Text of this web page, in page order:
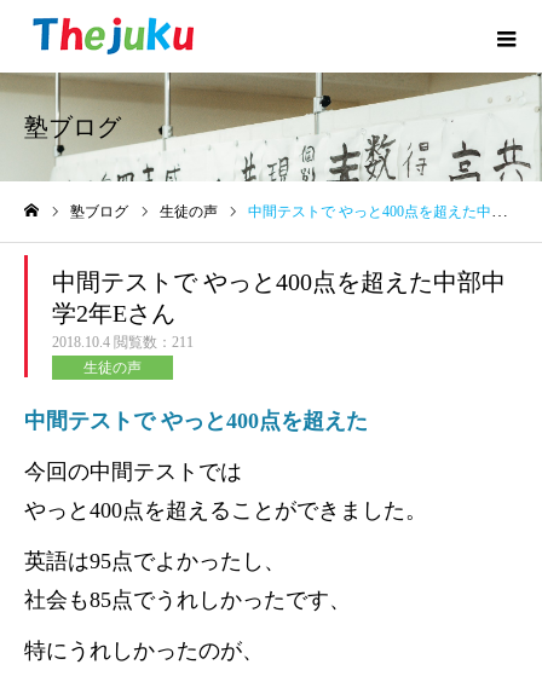
塾ブログ
塾ブログ 生徒の声 中間テストで やっと400点を超えた中部中学2年Eさん
中間テストで やっと400点を超えた中部中
学2年Eさん
2018.10.4 閲覧数：211
生徒の声
中間テストで やっと400点を超えた
今回の中間テストでは
やっと400点を超えることができました。
英語は95点でよかったし、
社会も85点でうれしかったです、
特にうれしかったのが、